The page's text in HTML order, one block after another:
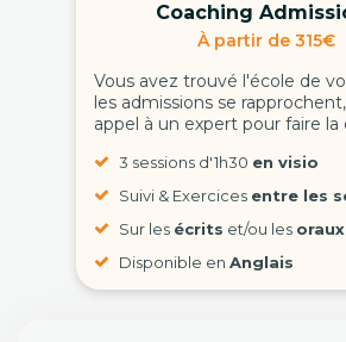
Coaching
À partir de 315€
Vous avez trouvé l'école de
les admissions se
appel à un expert pour faire la
3 sessions d'1h30 en visio
Suivi & Exercices entre les
Sur les écrits et/ou les oraux
Disponible en Anglais